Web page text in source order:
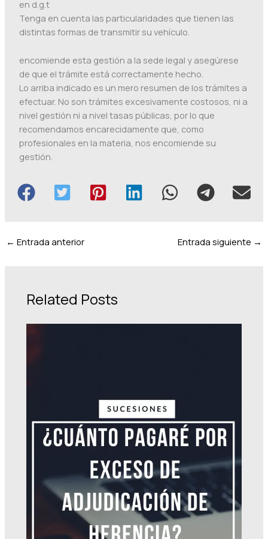
en d.g.t
Tenga en cuenta las particularidades que tienen las
distintas formas de transmitir su vehículo.
encomiende esta gestión a la sede legal y asegúrese
de que el trámite está correctamente hecho.
Lo arriba indicado es un mero resumen de los trámites a
efectuar. No son trámites excesivamente costosos, ni a
nivel gestión ni a nivel tasas públicas, por lo que
recomendamos encarecidamente que, como
profesionales en la materia, nos encomiende su
gestión.
← Entrada anterior Entrada siguiente →
Related Posts